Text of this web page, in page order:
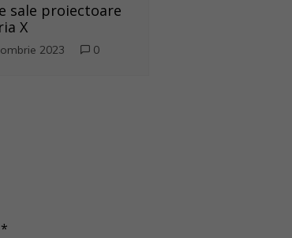
sale proiectoare
X
2023 0
*